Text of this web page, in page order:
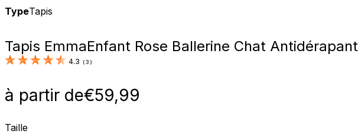
TypeTapis
Tapis EmmaEnfant Rose Ballerine Chat Antidérapant
4.3 (3 )
à partir de€59,99
Taille